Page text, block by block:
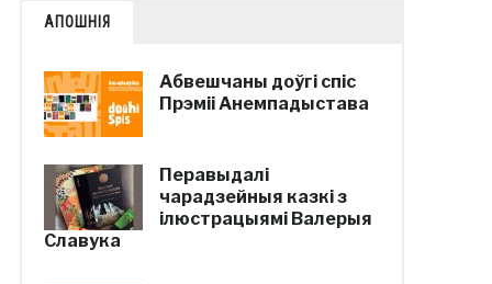
АПОШНІЯ
Абвешчаны доўгі спіс
Прэміі Анемпадыстава
Перавыдалі
чарадзейныя казкі з
ілюстрацыямі Валерыя
Славука